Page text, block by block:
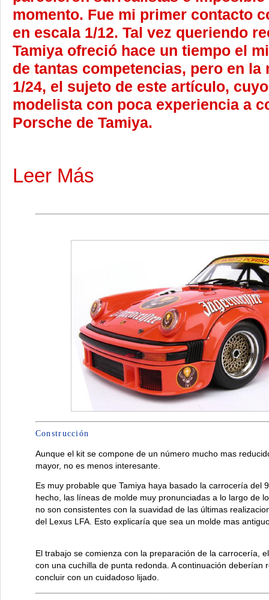
momento. Fue mi primer contacto
en escala 1/12. Tal vez queriendo
Tamiya ofreció hace un tiempo el
de tantas competencias, pero en la
1/24, el sujeto de este artículo,
modelista con poca experiencia a
Porsche de Tamiya.
Leer Más
Construcción
Aunque el kit se compone de un número mucho mas
mayor, no es menos interesante.
Es muy probable que Tamiya haya basado la carrocería del
hecho, las líneas de molde muy pronunciadas a lo largo de
no son consistentes con la suavidad de las últimas
del Lexus LFA. Esto explicaría que sea un molde mas
El trabajo se comienza con la preparación de la carrocería,
con una cuchilla de punta redonda. A continuación deberían
concluir con un cuidadoso lijado.